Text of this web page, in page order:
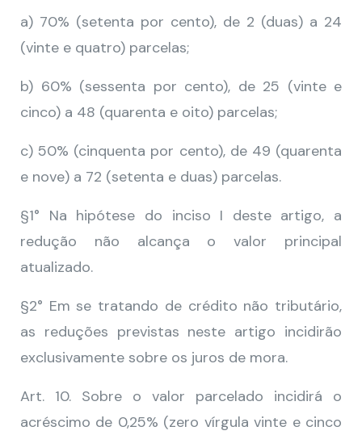
a) 70% (setenta por cento), de 2 (duas) a 24
(vinte e quatro) parcelas;
b) 60% (sessenta por cento), de 25 (vinte e
cinco) a 48 (quarenta e oito) parcelas;
c) 50% (cinquenta por cento), de 49 (quarenta
e nove) a 72 (setenta e duas) parcelas.
§1° Na hipótese do inciso I deste artigo, a
redução não alcança o valor principal
atualizado.
§2° Em se tratando de crédito não tributário,
as reduções previstas neste artigo incidirão
exclusivamente sobre os juros de mora.
Art. 10. Sobre o valor parcelado incidirá o
acréscimo de 0,25% (zero vírgula vinte e cinco